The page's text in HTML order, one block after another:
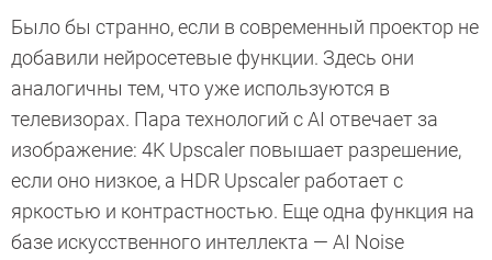
Было бы странно, если в современный проектор не
добавили нейросетевые функции. Здесь они
аналогичны тем, что уже используются в
телевизорах. Пара технологий с AI отвечает за
изображение: 4K Upscaler повышает разрешение,
если оно низкое, а HDR Upscaler работает с
яркостью и контрастностью. Еще одна функция на
базе искусственного интеллекта — AI Noise